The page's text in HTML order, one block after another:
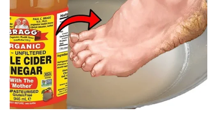
UNUTRAŠNJA PROMENA –
PRAVA POBEDA
Možda najveća nagrada nije spoljašnja, već unutrašnja.
Ovan koji je nekada reagovao impulsivno sada bira
trenutak.